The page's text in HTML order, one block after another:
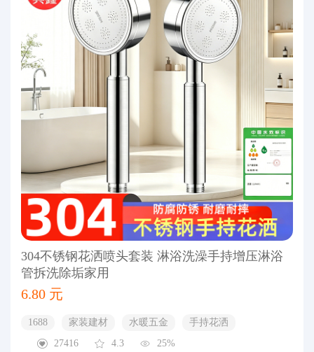
304不锈钢花洒喷头套装 淋浴洗澡手持增压淋浴
管拆洗除垢家用
6.80 元
1688 家装建材 水暖五金
手持花洒
27416
4.3 25%